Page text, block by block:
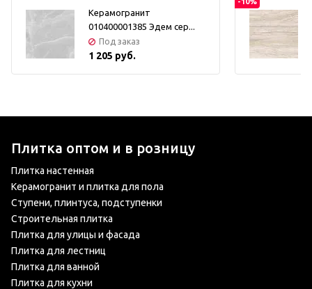
Керамогранит
010400001385 Эдем сер...
Под заказ
1 205 руб.
Плитка оптом и в розницу
Плитка настенная
Керамогранит и плитка для пола
Ступени, плинтуса, подступенки
Строительная плитка
Плитка для улицы и фасада
Плитка для лестниц
Плитка для ванной
Плитка для кухни